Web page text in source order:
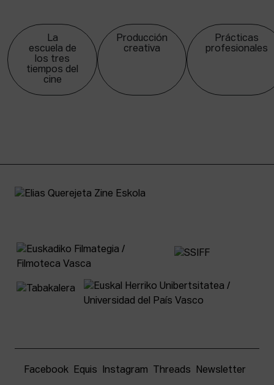
La
escuela de
los tres
tiempos del
cine
Producción
creativa
Prácticas
profesionales
Facebook Equis Instagram Threads Newsletter